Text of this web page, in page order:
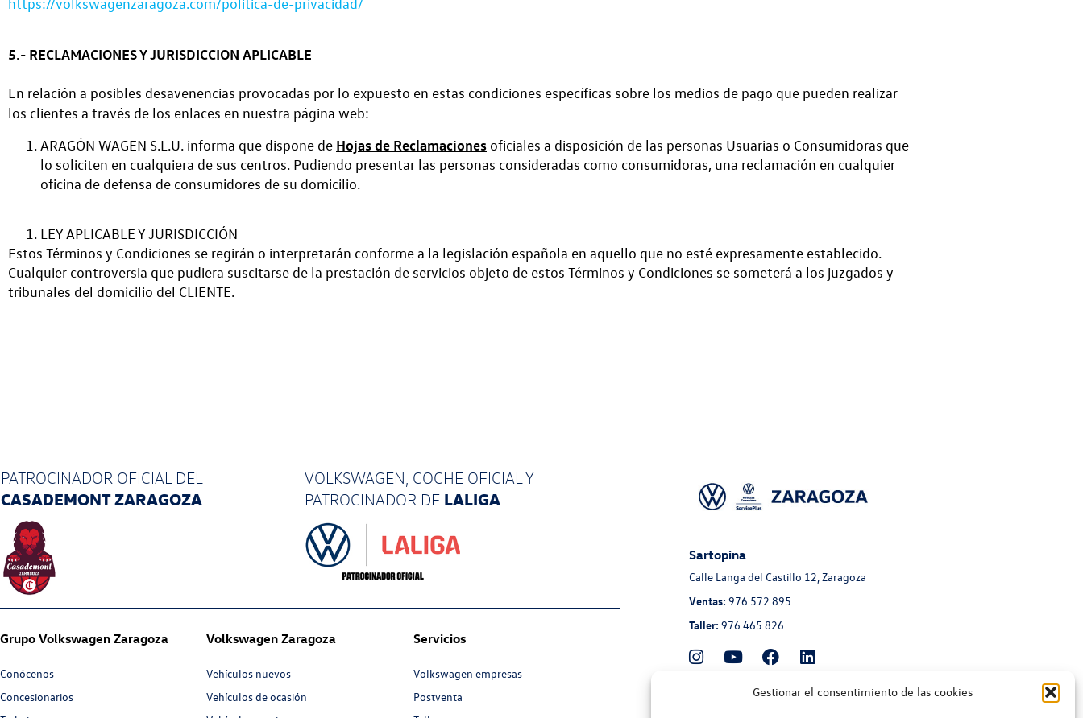
Gestionar el consentimiento de las cookies
https://volkswagenzaragoza.com/politica-de-privacidad/
5.- RECLAMACIONES Y JURISDICCION APLICABLE
En relación a posibles desavenencias provocadas por lo expuesto en estas condiciones específicas sobre los medios de pago que pueden realizar
los clientes a través de los enlaces en nuestra página web:
ARAGÓN WAGEN S.L.U. informa que dispone de Hojas de Reclamaciones oficiales a disposición de las personas Usuarias o Consumidoras que
lo soliciten en cualquiera de sus centros. Pudiendo presentar las personas consideradas como consumidoras, una reclamación en cualquier
oficina de defensa de consumidores de su domicilio.
LEY APLICABLE Y JURISDICCIÓN
Estos Términos y Condiciones se regirán o interpretarán conforme a la legislación española en aquello que no esté expresamente establecido.
Cualquier controversia que pudiera suscitarse de la prestación de servicios objeto de estos Términos y Condiciones se someterá a los juzgados y
tribunales del domicilio del CLIENTE.
PATROCINADOR OFICIAL DEL
CASADEMONT ZARAGOZA
VOLKSWAGEN, COCHE OFICIAL Y
PATROCINADOR DE LALIGA
Grupo Volkswagen Zaragoza
Conócenos
Concesionarios
Volkswagen Zaragoza
Vehículos nuevos
Vehículos de ocasión
Servicios
Volkswagen empresas
Postventa
Sartopina
Calle Langa del Castillo 12, Zaragoza
Ventas: 976 572 895
Taller: 976 465 826
Automoción Aragonesa